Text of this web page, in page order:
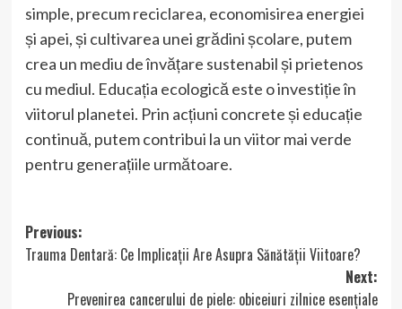
simple, precum reciclarea, economisirea energiei
și apei, și cultivarea unei grădini școlare, putem
crea un mediu de învățare sustenabil și prietenos
cu mediul. Educația ecologică este o investiție în
viitorul planetei. Prin acțiuni concrete și educație
continuă, putem contribui la un viitor mai verde
pentru generațiile următoare.
Post
navigation
Previous:
Trauma Dentară: Ce Implicații Are Asupra Sănătății Viitoare?
Next:
Prevenirea cancerului de piele: obiceiuri zilnice esențiale